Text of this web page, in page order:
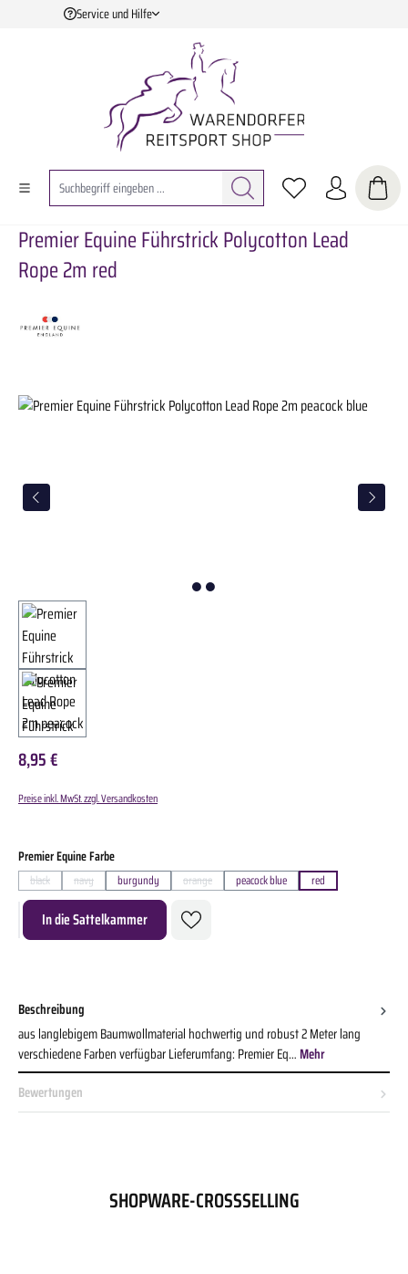
Zum Hauptinhalt springen
Service und Hilfe
Premier Equine Führstrick Polycotton Lead
Rope 2m red
Bildergalerie überspringen
8,95 €
Preise inkl. MwSt. zzgl. Versandkosten
Premier Equine Farbeauswählen
black(Diese Option ist zurzeit nicht verfügbar.)
navy(Diese Option ist zurzeit nicht verfügbar.)
burgundy orange(Diese Option ist zurzeit nicht verfügbar.)
peacock blue red
Produkt Anzahl: Gib den gewünschten Wert ein oder benutze die Schaltflächen um die
In die Sattelkammer
Beschreibung
aus langlebigem Baumwollmaterial hochwertig und robust 2 Meter lang
verschiedene Farben verfügbar Lieferumfang: Premier Eq…Mehr
Bewertungen
SHOPWARE-CROSSSELLING